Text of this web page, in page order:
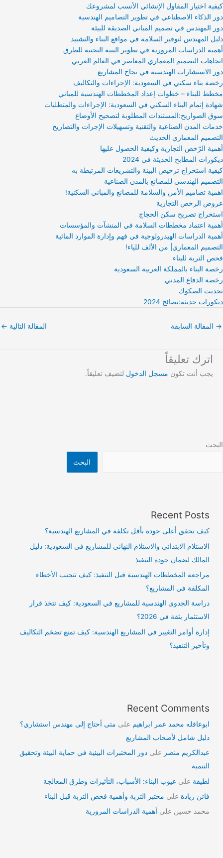
كيفية اختيار المقاول الإنشائي الأنسب لمشروعك
دور الذكاء الاصطناعي في تطوير التصاميم الهندسية
دور المهندس في تصميم المباني الصديقة للبيئة
دليل المهندس لتوفير السلامة في مواقع البناء والتشييد
أهمية الدراسات المرورية في تطوير البنية التحتية للطرق
اتجاهات التصميم المعماري المعاصر في العالم العربي
دور الاستشارات الهندسية في نجاح المشاريع
رخصة بناء سكني في السعودية: الإجراءات والتكاليف
مخطط للبناء – خطوات إعداد المخططات الهندسية للمباني
شهادة إتمام البناء السكني في السعودية: الإجراءات والمتطلبات
سوق الصواريخ:المستندات المطلوبة لتصحيح الأوضاع
خدمات المدن الصناعية والتقنية وتسهيلات الإجرات والتصاريح
التصميم المعماري الحديث
أهمية الرّخص التجارية وكيفية الحصول عليها
ديكورات المطابخ الحديثة في 2024
كيفية استخراج ترخيص البيئة والتشريعات المرتبطة به
التصميم الهندسي للمصانع بالمدن الصناعية
اهمية تصاميم الأمن والسلامة للمصانع والمباني السكنية!
عروض الرخص التجارية
استخراج تصريح سكن الحجاج
أهمية اعتماد مخططات السلامة في المنشآت والمؤسسات
أهمية الدراسات الهيدرولوجية في فهم وإدارة الموارد المائية
التصميم المعماري| من الألف للياء!
فحص التربة للبناء
رخصة البناء بالمملكة العربية السعودية
رخصة الدفاع المدني
تحديث الصكوك
ديكورات حديثة:نصائح 2024
→ المقالة السابقة المقالة التالية ←
اترك تعليقاً
يجب أنت تكون مسجل الدخول لتضيف تعليقاً.
البحث
البحث
Recent Posts
كيف تحقق أعلى جودة بأقل تكلفة في المشاريع الهندسية؟
الاستلام الابتدائي والاستلام النهائي للمشاريع في السعودية: دليل
المالك لضمان جودة التنفيذ
مراجعة المخططات الهندسية قبل التنفيذ: كيف تتجنب الأخطاء
المكلفة في المشاريع؟
دراسة الجدوى الهندسية للمشاريع في السعودية: كيف تتخذ قرار
الاستثمار بثقة في 2026؟
إدارة أوامر التغيير في المشاريع الهندسية: كيف تمنع تضخم التكاليف
وتأخير التنفيذ؟
Recent Comments
ابوعاقله محمد عمر ابراهيم على متى أحتاج إلى مهندس استشاري؟
دليل شامل لأصحاب المشاريع
عبدالكريم منصر علىدور المختبرات البيئية في حماية البيئة وتحقيق
التنمية
لطيفة على عيوب البناء: الأسباب، التأثيرات وطرق المعالجة
فاتن زيادة على مختبر التربة وأهمية فحص التربة قبل البناء
محمد حسين على أهمية الدراسات المرورية